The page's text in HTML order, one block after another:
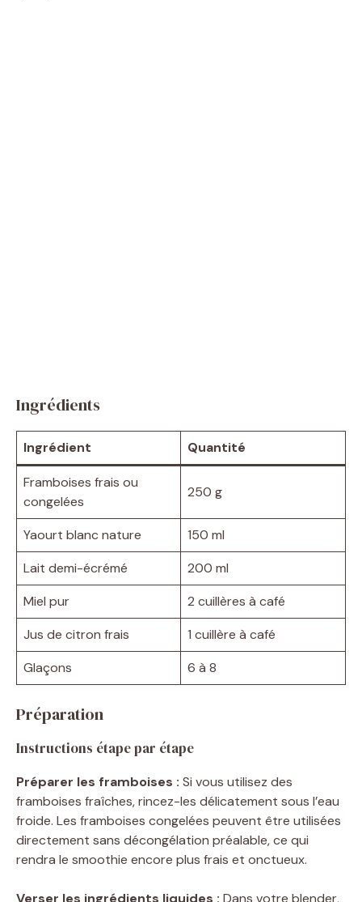
Ingrédients
Ingrédient Quantité
Framboises frais ou
congelées
250 g
Yaourt blanc nature
150 ml
Lait demi-écrémé
200 ml
Miel pur
2 cuillères à café
Jus de citron frais
1 cuillère à café
Glaçons
6 à 8
Préparation
Instructions étape par étape
Préparer les framboises : Si vous utilisez des
framboises fraîches, rincez-les délicatement sous l’eau
froide. Les framboises congelées peuvent être utilisées
directement sans décongélation préalable, ce qui
rendra le smoothie encore plus frais et onctueux.
Verser les ingrédients liquides : Dans votre blender,